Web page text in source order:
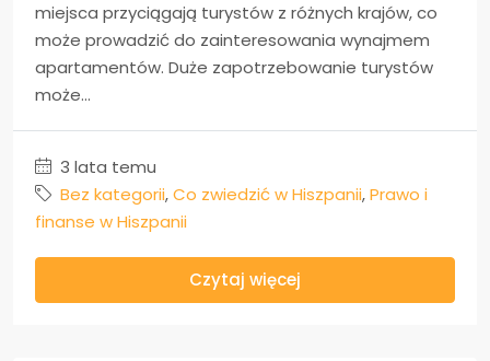
miejsca przyciągają turystów z różnych krajów, co
może prowadzić do zainteresowania wynajmem
apartamentów. Duże zapotrzebowanie turystów
może...
3 lata temu
Bez kategorii,Co zwiedzić w Hiszpanii,Prawo i
finanse w Hiszpanii
Czytaj więcej